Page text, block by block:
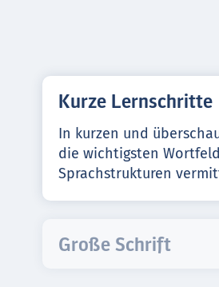
Kurze Lernschritte
In kurzen und
die wichtigsten
Sprachstrukturen
Große Schrift